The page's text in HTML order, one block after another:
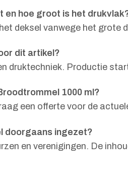
hoe groot is het
deksel vanwege het
dit artikel?
druktechniek. Productie
1000 ml?
een offerte voor de
doorgaans ingezet?
en verenigingen. De